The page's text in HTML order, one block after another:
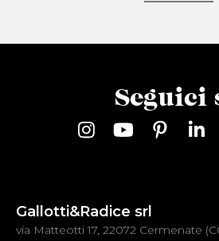
Seguici
Gallotti&Radice srl
via Matteotti 17, 22072 Cermenate